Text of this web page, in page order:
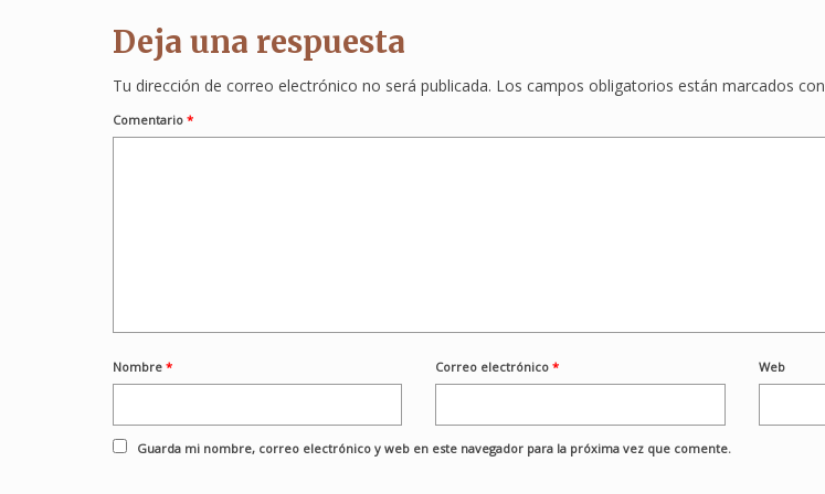
Deja una respuesta
Tu dirección de correo electrónico no será publicada. Los campos obligatorios están marcados con
Comentario *
Nombre * Correo electrónico* Web
Guarda mi nombre, correo electrónico y web en este navegador para la próxima vez que comente.